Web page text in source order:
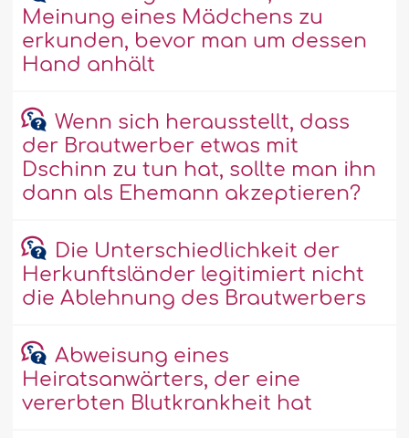
Meinung eines Mädchens zu
erkunden, bevor man um dessen
Hand anhält
Wenn sich herausstellt, dass
der Brautwerber etwas mit
Dschinn zu tun hat, sollte man ihn
dann als Ehemann akzeptieren?
Die Unterschiedlichkeit der
Herkunftsländer legitimiert nicht
die Ablehnung des Brautwerbers
Abweisung eines
Heiratsanwärters, der eine
vererbten Blutkrankheit hat